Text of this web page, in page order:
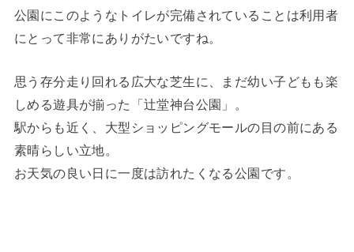
公園にこのようなトイレが完備されていることは利用者
にとって非常にありがたいですね。
思う存分走り回れる広大な芝生に、まだ幼い子どもも楽
しめる遊具が揃った「辻堂神台公園」。
駅からも近く、大型ショッピングモールの目の前にある
素晴らしい立地。
お天気の良い日に一度は訪れたくなる公園です。